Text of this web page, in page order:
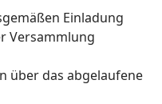
Einladung
Versammlung
über das abgelaufene